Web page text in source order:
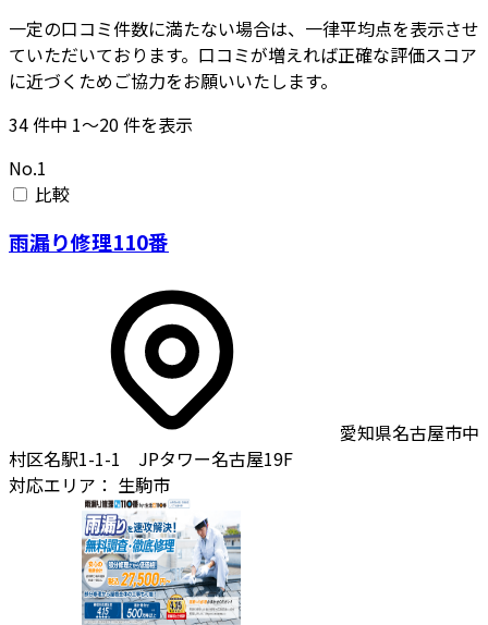
一定の口コミ件数に満たない場合は、一律平均点を表示させ
ていただいております。口コミが増えれば正確な評価スコア
に近づくためご協力をお願いいたします。
34件中 1〜20件を表示
No.1
比較
雨漏り修理110番
愛知県名古屋市中
村区名駅1-1-1 JPタワー名古屋19F
対応エリア： 生駒市